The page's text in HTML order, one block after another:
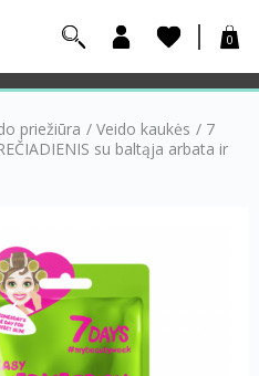
0
priežiūra / Veido kaukės / 7
su baltąja arbata ir